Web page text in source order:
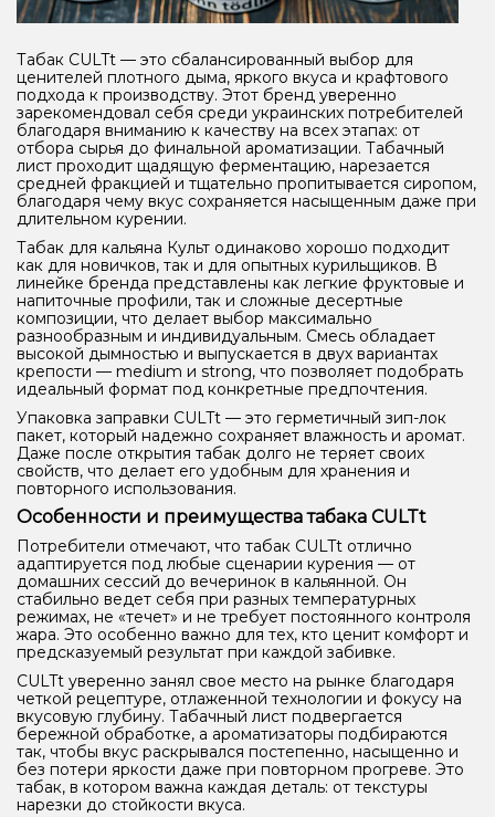
Табак CULTt — это сбалансированный выбор для
ценителей плотного дыма, яркого вкуса и крафтового
подхода к производству. Этот бренд уверенно
зарекомендовал себя среди украинских потребителей
благодаря вниманию к качеству на всех этапах: от
отбора сырья до финальной ароматизации. Табачный
лист проходит щадящую ферментацию, нарезается
средней фракцией и тщательно пропитывается сиропом,
благодаря чему вкус сохраняется насыщенным даже при
длительном курении.
Табак для кальяна Культ одинаково хорошо подходит
как для новичков, так и для опытных курильщиков. В
линейке бренда представлены как легкие фруктовые и
напиточные профили, так и сложные десертные
композиции, что делает выбор максимально
разнообразным и индивидуальным. Смесь обладает
высокой дымностью и выпускается в двух вариантах
крепости — medium и strong, что позволяет подобрать
идеальный формат под конкретные предпочтения.
Упаковка заправки CULTt — это герметичный зип-лок
пакет, который надежно сохраняет влажность и аромат.
Даже после открытия табак долго не теряет своих
свойств, что делает его удобным для хранения и
повторного использования.
Особенности и преимущества табака CULTt
Потребители отмечают, что табак CULTt отлично
адаптируется под любые сценарии курения — от
домашних сессий до вечеринок в кальянной. Он
стабильно ведет себя при разных температурных
режимах, не «течет» и не требует постоянного контроля
жара. Это особенно важно для тех, кто ценит комфорт и
предсказуемый результат при каждой забивке.
CULTt уверенно занял свое место на рынке благодаря
четкой рецептуре, отлаженной технологии и фокусу на
вкусовую глубину. Табачный лист подвергается
бережной обработке, а ароматизаторы подбираются
так, чтобы вкус раскрывался постепенно, насыщенно и
без потери яркости даже при повторном прогреве. Это
табак, в котором важна каждая деталь: от текстуры
нарезки до стойкости вкуса.